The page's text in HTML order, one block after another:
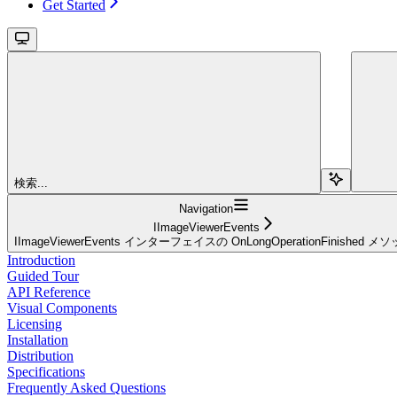
Get Started
検索...
Navigation
IImageViewerEvents
IImageViewerEvents インターフェイスの OnLongOperationFinished メソ
Introduction
Guided Tour
API Reference
Visual Components
Licensing
Installation
Distribution
Specifications
Frequently Asked Questions